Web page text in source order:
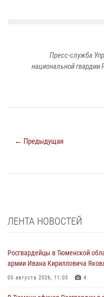
Пресс-служба
национальной
← Предыдущая
ЛЕНТА НОВОСТЕЙ
Росгвардейцы в Тюменской
армии Ивана Кирилловича
05 августа 2026, 11:03 4